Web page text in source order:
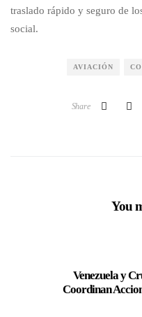
traslado rápido y seguro de
social.
AVIACIÓN
Share
You
Venezuela y
Coordinan